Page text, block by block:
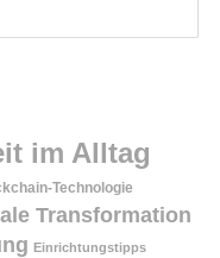
im Alltag
Technologie
Transformation
Einrichtungstipps